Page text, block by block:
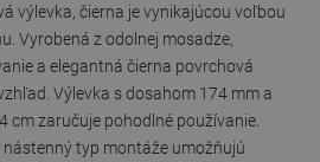
výlevka, čierna je vynikajúcou voľbou
Vyrobená z odolnej mosadze,
a elegantná čierna povrchová
Výlevka s dosahom 174 mm a
cm zaručuje pohodlné používanie.
typ montáže umožňujú